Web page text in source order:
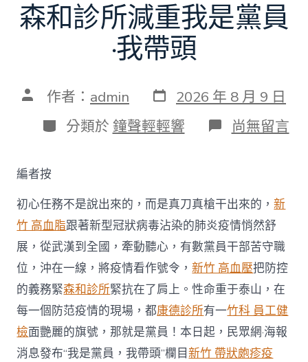
森和診所減重我是黨員
·我帶頭
文 作者： admin 發
表
日
期
2026 年 8 月 9 日
分
類
分類於 鐘聲輕輕響 在
〈森
減
重
我
是
黨
員
·
我
帶
頭〉
中
尚無留言
編者按
初心任務不是說出來的，而是真刀真槍干出來的，新
竹 高血脂跟著新型冠狀病毒沾染的肺炎疫情悄然舒
展，從武漢到全國，牽動聽心，有數黨員干部苦守職
位，沖在一線，將疫情看作號令，新竹 高血壓把防控
的義務緊森和診所緊抗在了肩上。性命重于泰山，在
每一個防范疫情的現場，都康德診所有一竹科 員工健
檢面艷麗的旗號，那就是黨員！本日起，民眾網·海報
消息發布“我是黨員，我帶頭”欄目新竹 帶狀皰疹疫